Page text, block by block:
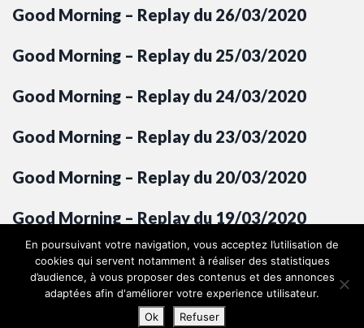
Good Morning – Replay du 26/03/2020
Good Morning – Replay du 25/03/2020
Good Morning – Replay du 24/03/2020
Good Morning – Replay du 23/03/2020
Good Morning – Replay du 20/03/2020
Good Morning – Replay du 19/03/2020
Good Morning – Replay du 18/03/2020
© 2007-2026 Hits and Fun |Mentions legales
En poursuivant votre navigation, vous acceptez l’utilisation de
cookies qui servent notamment à réaliser des statistiques
d’audience, à vous proposer des contenus et des annonces
adaptées afin d'améliorer votre experience utilisateur.
Ok
Refuser